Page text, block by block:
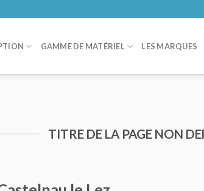
GAMME DE MATÉRIEL LES MARQUES
TITRE DE LA PAGE NON